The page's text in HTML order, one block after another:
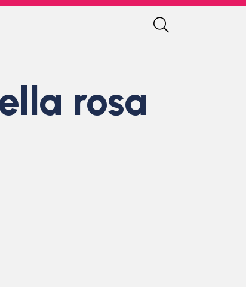
rosa